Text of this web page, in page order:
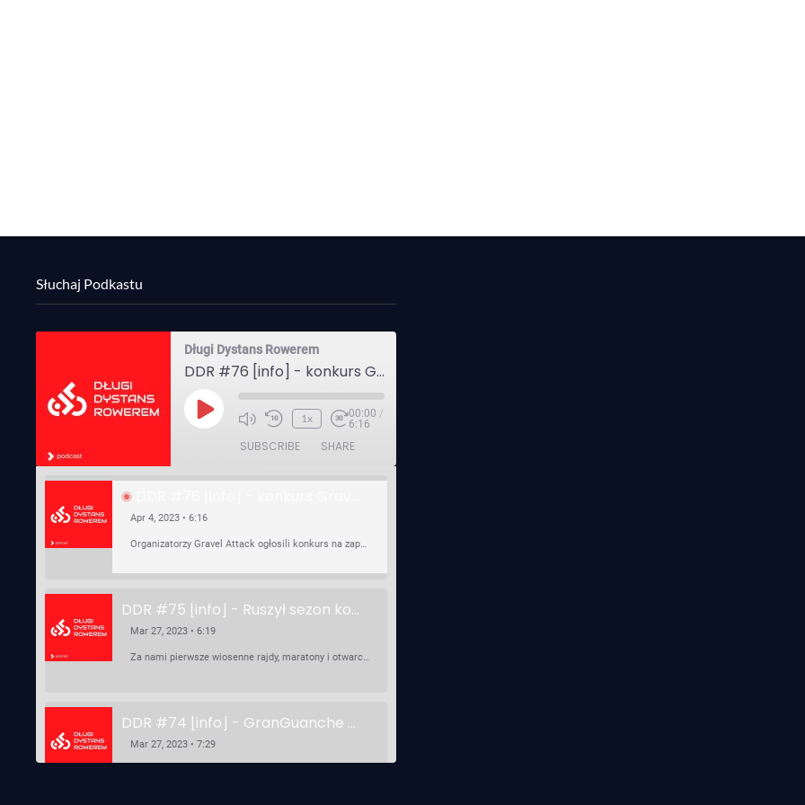
Słuchaj Podkastu
Długi Dystans Rowerem
DDR #76 [info] - konkurs Gravel Attack, Varmia Gravel, Bike Expo, Inspire India Ultra Race
Play
1x 00:00 /
6:16
SUBSCRIBE SHARE
Apr 4, 2023 • 6:16
Organizatorzy Gravel Attack ogłosili konkurs na zaprojektowanie koszulki. Varmia Gravel 2023 przypomina o możliwości podzielenia opłaty startowej na dwie raty 50/50 – na zero procent! …
DDR #75 [info] - Ruszył sezon kolarski! Pierwszy Brevet Race Through Poland, Otwarcie sezonu Rajdy Dla Frajdy, Ankieta Rowerowa, przygotowania do Race Around Poland
Mar 27, 2023 • 6:19
Za nami pierwsze wiosenne rajdy, maratony i otwarcia sezonu, choć w Gdańsku zima nie powiedziała jeszcze ostatniego słowa bo właśnie pada śnieg. Linki: ⁠http://watahaultrarace.pl/⁠⁠https://rajdydlafrajdy.pl/⁠https://brevety.pl/brevets⁠⁠https://racearoundpoland.pl/⁠⁠https://granguanche.com/audax/audaxgravel/⁠⁠Ankieta Rowerowa…
DDR #74 [info] - GranGuanche Gravel startuje w piątek! Wataha Ultra Race Wiosna - zaprasza Mateusz Szafraniec. Dwie samochwałki
Mar 27, 2023 • 7:29